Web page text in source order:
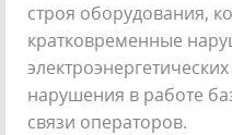
строя оборудования,
кратковременные
нарушения в работе
связи операторов.